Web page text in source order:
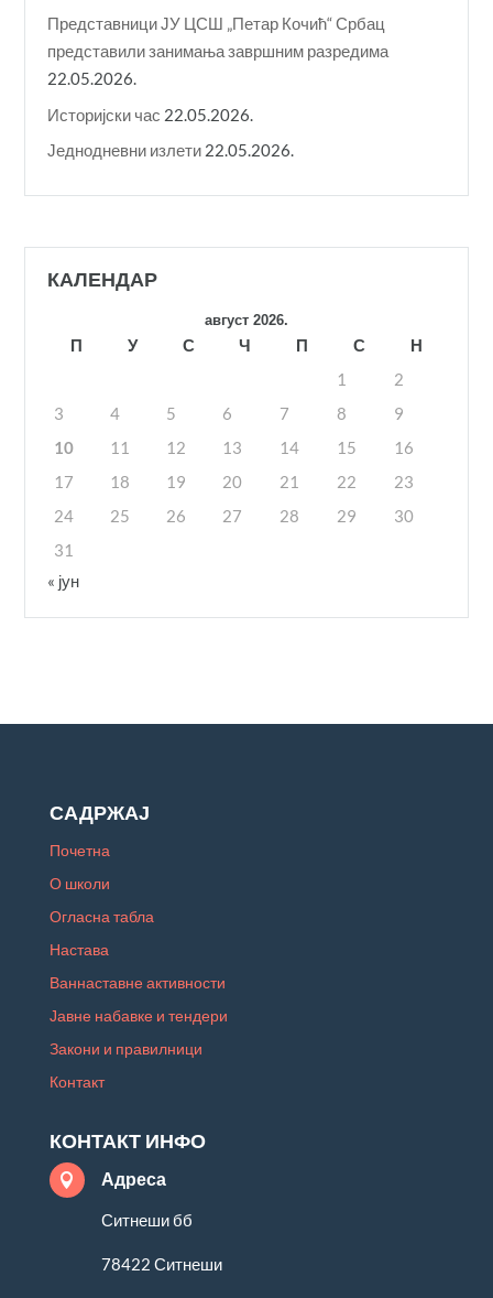
Представници ЈУ ЦСШ „Петар Кочић“ Србац
представили занимања завршним разредима
22.05.2026.
Историјски час 22.05.2026.
Једнодневни излети 22.05.2026.
КАЛЕНДАР
август 2026.
П У С Ч П С
Н
1
2
3
4 5 6 7 8
9
10
11 12 13 14 15
16
17
18 19 20 21 22
23
24
25 26 27 28 29
30
31
« јун
САДРЖАЈ
Почетна
О школи
Огласна табла
Настава
Ваннаставне активности
Јавне набавке и тендери
Закони и правилници
Контакт
КОНТАКТ ИНФО
 Адреса
Ситнеши бб
78422 Ситнеши